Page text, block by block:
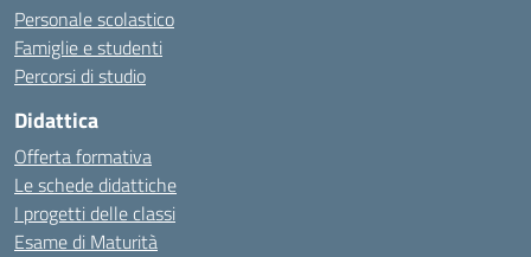
Personale scolastico
Famiglie e studenti
Percorsi di studio
Didattica
Offerta formativa
Le schede didattiche
I progetti delle classi
Esame di Maturità